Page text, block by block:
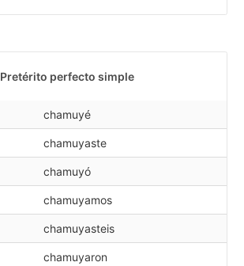
Pretérito perfecto simple
chamuyé
chamuyaste
chamuyó
chamuyamos
chamuyasteis
chamuyaron